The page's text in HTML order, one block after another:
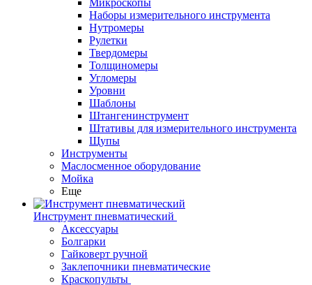
Микроскопы
Наборы измерительного инструмента
Нутромеры
Рулетки
Твердомеры
Толщиномеры
Угломеры
Уровни
Шаблоны
Штангенинструмент
Штативы для измерительного инструмента
Щупы
Инструменты
Маслосменное оборудование
Мойка
Еще
Инструмент пневматический
Аксессуары
Болгарки
Гайковерт ручной
Заклепочники пневматические
Краскопульты